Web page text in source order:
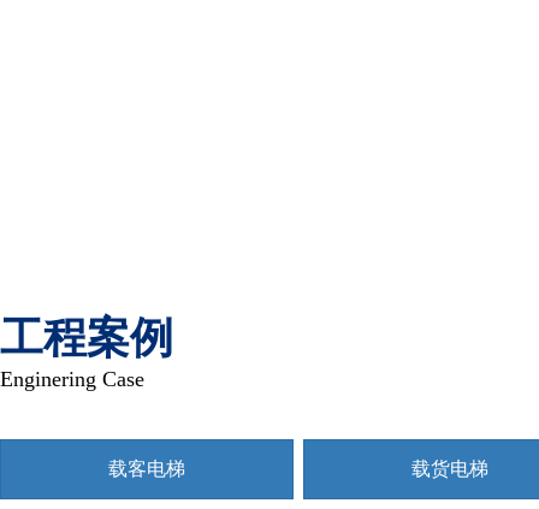
工程案例
Enginering Case
载客电梯 载货电梯